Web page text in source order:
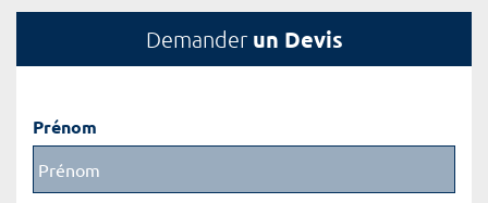
Demander un Devis
Prénom